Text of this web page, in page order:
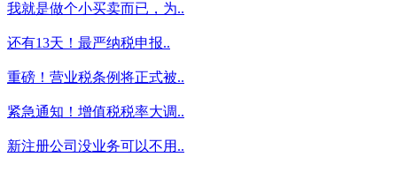
我就是做个小买卖而已，为..
还有13天！最严纳税申报..
重磅！营业税条例将正式被..
紧急通知！增值税税率大调..
新注册公司没业务可以不用..